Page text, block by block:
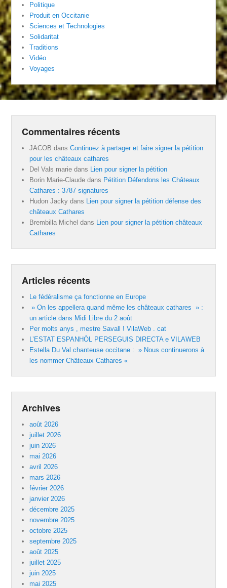
Politique
Produit en Occitanie
Sciences et Technologies
Solidaritat
Traditions
Vidéo
Voyages
Commentaires récents
JACOB dansContinuez à partager et faire signer la pétition
pour les châteaux cathares
Del Vals marie dans
Lien pour signer la pétition
Borin Marie-Claude dans Pétition Défendons les Châteaux
Cathares : 3787 signatures
Hudon Jacky dans
Lien pour signer la pétition défense des
châteaux Cathares
Brembilla Michel dans
Lien pour signer la pétition châteaux
Cathares
Articles récents
Le fédéralisme ça fonctionne en Europe
» On les appellera quand même les châteaux cathares » :
un article dans Midi Libre du 2 août
Per molts anys , mestre Savall ! VilaWeb . cat
L’ESTAT ESPANHÒL PERSEGUIS DIRECTA e VILAWEB
Estella Du Val chanteuse occitane : » Nous continuerons à
les nommer Châteaux Cathares «
Archives
août 2026
juillet 2026
juin 2026
mai 2026
avril 2026
mars 2026
février 2026
janvier 2026
décembre 2025
novembre 2025
octobre 2025
septembre 2025
août 2025
juillet 2025
juin 2025
mai 2025